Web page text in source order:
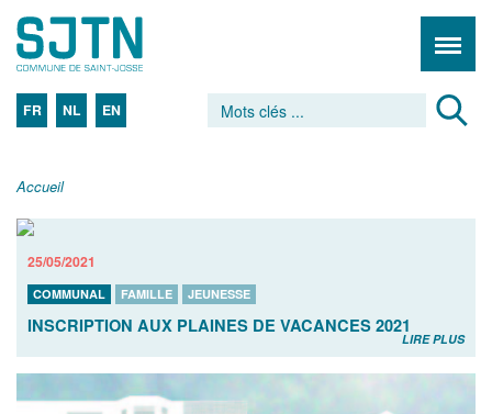
FR NL EN
Accueil
25/05/2021
COMMUNAL FAMILLE JEUNESSE
INSCRIPTION AUX PLAINES DE VACANCES 2021
LIRE PLUS